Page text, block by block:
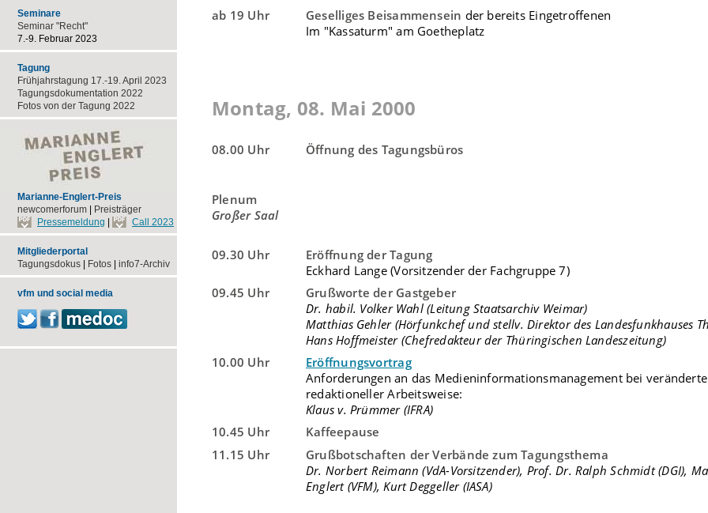
Seminare
Seminar "Recht"
7.-9. Februar 2023
Tagung
Frühjahrstagung 17.-19. April 2023
Tagungsdokumentation 2022
Fotos von der Tagung 2022
Marianne-Englert-Preis
newcomerforum
Preisträger
Pressemeldung
Call 2023
Mitgliederportal
Tagungsdokus
Fotos info7-Archiv
vfm und social media
ab 19 Uhr Geselliges Beisammensein der bereits Eingetroffenen
Im "Kassaturm" am Goetheplatz
Montag, 08. Mai 2000
08.00 Uhr Öffnung des Tagungsbüros
Plenum
Großer Saal
09.30 Uhr
Eröffnung der Tagung
Eckhard Lange (Vorsitzender der Fachgruppe 7)
09.45 Uhr
Grußworte der Gastgeber
Dr. habil. Volker Wahl (Leitung Staatsarchiv Weimar)
Matthias Gehler (Hörfunkchef und stellv. Direktor des Landesfunkhauses
Hans Hoffmeister (Chefredakteur der Thüringischen Landeszeitung)
10.00 Uhr
Eröffnungsvortrag
Anforderungen an das Medieninformationsmanagement bei
redaktioneller Arbeitsweise:
Klaus v. Prümmer (IFRA)
10.45 Uhr
Kaffeepause
11.15 Uhr
Grußbotschaften der Verbände zum Tagungsthema
Dr. Norbert Reimann (VdA-Vorsitzender), Prof. Dr. Ralph Schmidt (DGI),
Englert (VFM), Kurt Deggeller (IASA)